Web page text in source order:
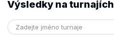
Výsledky na turnajích